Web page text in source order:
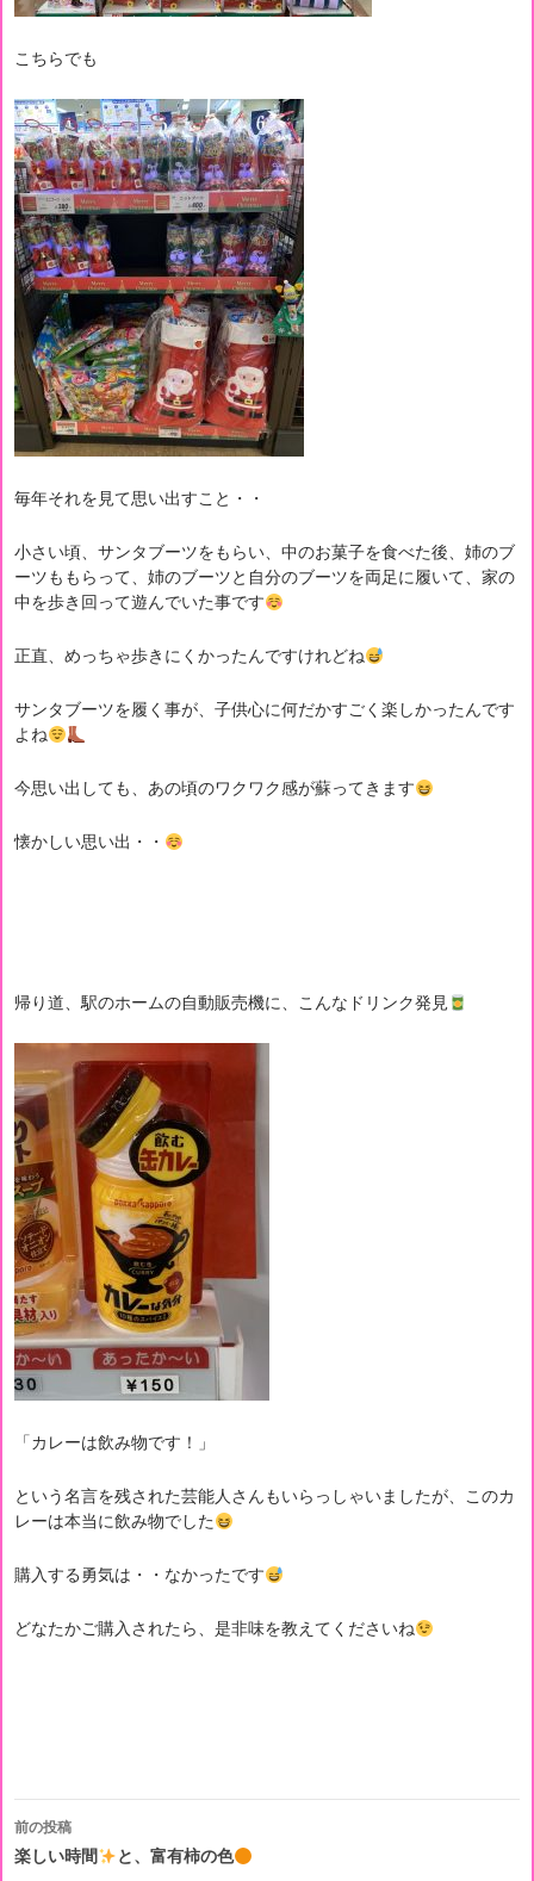
こちらでも
毎年それを見て思い出すこと・・
小さい頃、サンタブーツをもらい、中のお菓子を食べた後、姉のブ
ーツももらって、姉のブーツと自分のブーツを両足に履いて、家の
中を歩き回って遊んでいた事です
正直、めっちゃ歩きにくかったんですけれどね
サンタブーツを履く事が、子供心に何だかすごく楽しかったんです
よね
今思い出しても、あの頃のワクワク感が蘇ってきます
懐かしい思い出・・
帰り道、駅のホームの自動販売機に、こんなドリンク発見
「カレーは飲み物です！」
という名言を残された芸能人さんもいらっしゃいましたが、このカ
レーは本当に飲み物でした
購入する勇気は・・なかったです
どなたかご購入されたら、是非味を教えてくださいね
投
稿
前の投稿
楽しい時間 と、富有柿の色